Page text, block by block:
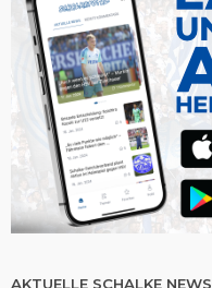
AKTUELLE SCHALKE NEWS